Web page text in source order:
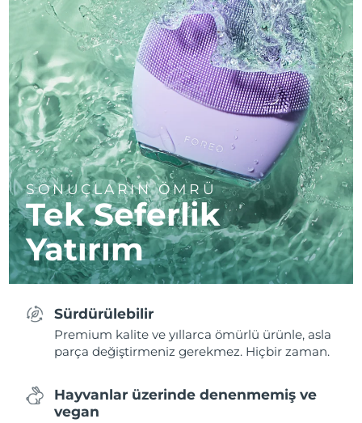
SONUÇLARIN ÖMRÜ
Tek Seferlik
Yatırım
Sürdürülebilir
Premium kalite ve yıllarca ömürlü ürünle, asla
parça değiştirmeniz gerekmez. Hiçbir zaman.
Hayvanlar üzerinde denenmemiş ve
vegan